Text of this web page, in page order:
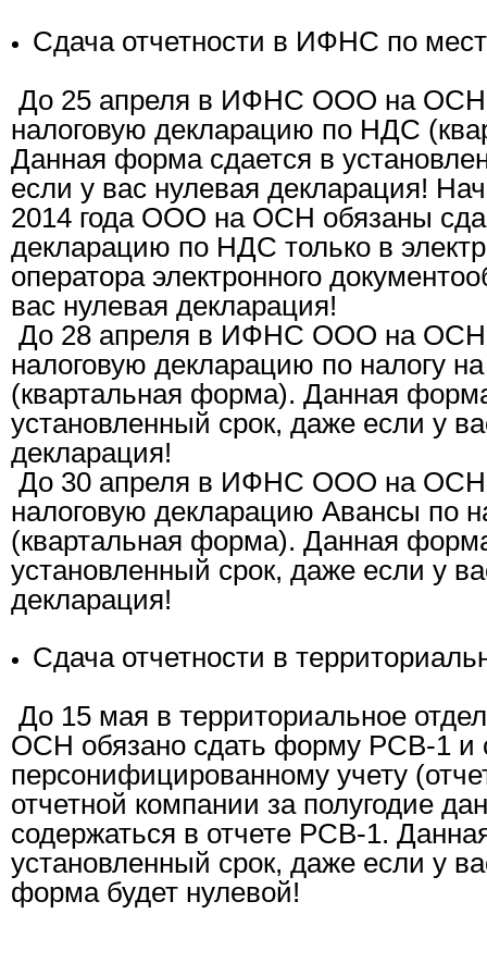
Сдача отчетности в ИФНС по
До 25 апреля в ИФНС ООО на ОСН
налоговую декларацию по НДС
Данная форма сдается в
если у вас нулевая декларация!
2014 года ООО на ОСН обязаны
декларацию по НДС только в
оператора электронного
вас нулевая декларация!
До 28 апреля в ИФНС ООО на ОСН
налоговую декларацию по налогу
(квартальная форма). Данная
установленный срок, даже если у
декларация!
До 30 апреля в ИФНС ООО на ОСН
налоговую декларацию Авансы по
(квартальная форма). Данная
установленный срок, даже если у
декларация!
Сдача отчетности в
До 15 мая в территориальное
ОСН обязано сдать форму РСВ-1 и
персонифицированному учету
отчетной компании за полугодие
содержаться в отчете РСВ-1.
установленный срок, даже если у
форма будет нулевой!